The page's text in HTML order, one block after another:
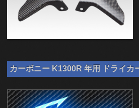
カーボニー K1300R 年用 ドライ